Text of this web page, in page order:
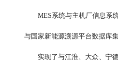
MES系统与主机厂信息系
与国家新能源溯源平台数据库集
实现了与江淮、大众、宁